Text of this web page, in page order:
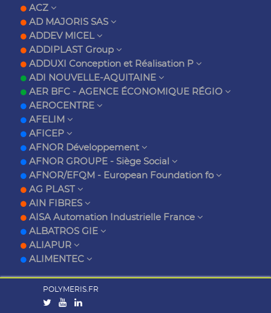
ACZ
AD MAJORIS SAS
ADDEV MICEL
ADDIPLAST Group
ADDUXI Conception et Réalisation P
ADI NOUVELLE-AQUITAINE
AER BFC - AGENCE ÉCONOMIQUE RÉGIO
AEROCENTRE
AFELIM
AFICEP
AFNOR Développement
AFNOR GROUPE - Siège Social
AFNOR/EFQM - European Foundation fo
AG PLAST
AIN FIBRES
AISA Automation Industrielle France
ALBATROS GIE
ALIAPUR
ALIMENTEC
POLYMERIS.FR